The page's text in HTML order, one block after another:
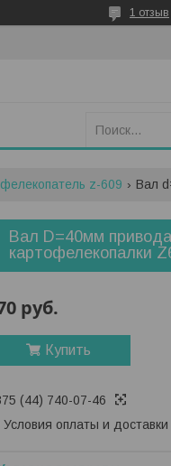
1 отзыв
z-609
Вал D=40мм
картофелекопалки
руб.
Купить
(44) 740-07-46
Условия оплаты и доставки